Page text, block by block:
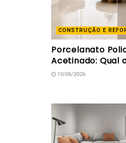
CONSTRUÇÃO E
Porcelanato
Acetinado: Qual
10/06/2026